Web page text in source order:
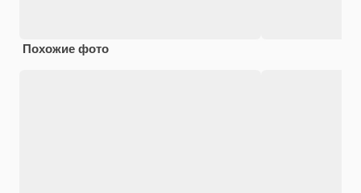
Похожие фото